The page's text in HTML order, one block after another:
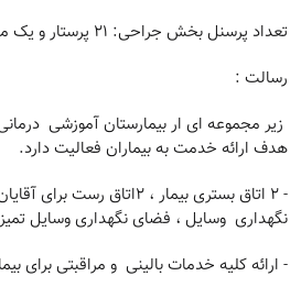
تعداد پرسنل بخش جراحی: 21 پرستار و یک منشی و5 نفر خدمات
رسالت :
زیر مجموعه ای ار بیمارستان آموزشی
هدف ارائه خدمت به بیماران فعالیت دارد.
- 2 اتاق بستری بیمار ، 2اتاق
نگهداری وسایل ، فضای نگهداری وسایل
- ارائه کلیه خدمات بالینی و مراقبتی برای